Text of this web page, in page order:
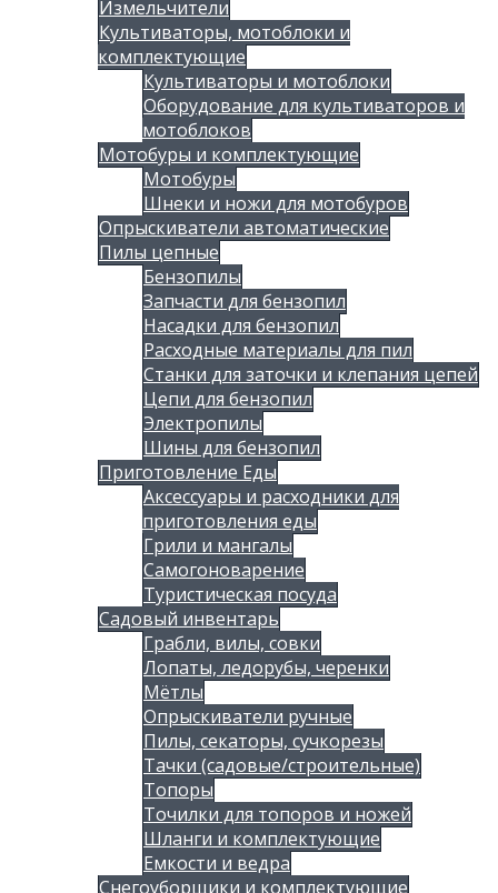
Измельчители
Культиваторы, мотоблоки и
комплектующие
Культиваторы и мотоблоки
Оборудование для культиваторов и
мотоблоков
Мотобуры и комплектующие
Мотобуры
Шнеки и ножи для мотобуров
Опрыскиватели автоматические
Пилы цепные
Бензопилы
Запчасти для бензопил
Насадки для бензопил
Расходные материалы для пил
Станки для заточки и клепания цепей
Цепи для бензопил
Электропилы
Шины для бензопил
Приготовление Еды
Аксессуары и расходники для
приготовления еды
Грили и мангалы
Самогоноварение
Туристическая посуда
Садовый инвентарь
Грабли, вилы, совки
Лопаты, ледорубы, черенки
Мётлы
Опрыскиватели ручные
Пилы, секаторы, сучкорезы
Тачки (садовые/строительные)
Топоры
Точилки для топоров и ножей
Шланги и комплектующие
Емкости и ведра
Снегоуборщики и комплектующие